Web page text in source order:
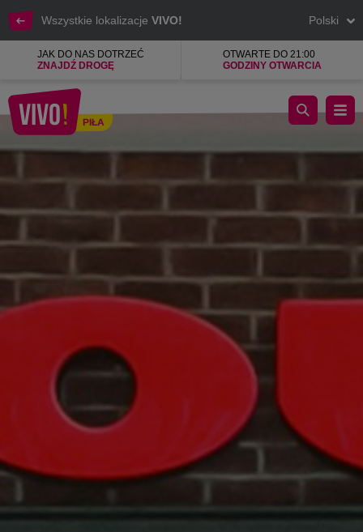
Wszystkie lokalizacje VIVO! Polski
JAK DO NAS DOTRZEĆ
ZNAJDŹ DROGĘ
OTWARTE DO 21:00
GODZINY OTWARCIA
Piła
PIŁA
House, marka młodości, odwagi i kreatywności